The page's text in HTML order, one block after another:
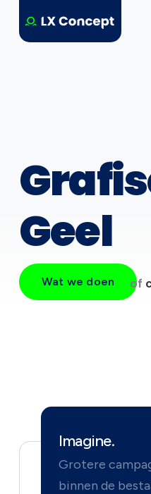
Geel
Wat we doen of
Imagine.
Grotere
binnen de